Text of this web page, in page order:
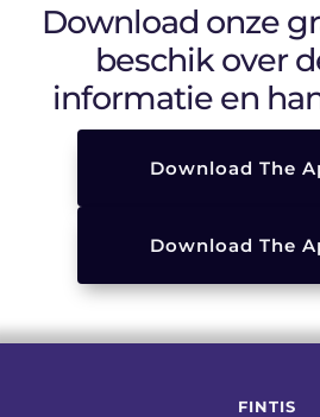
Download onze
beschik over
informatie en
Download The
Download The
FINTIS